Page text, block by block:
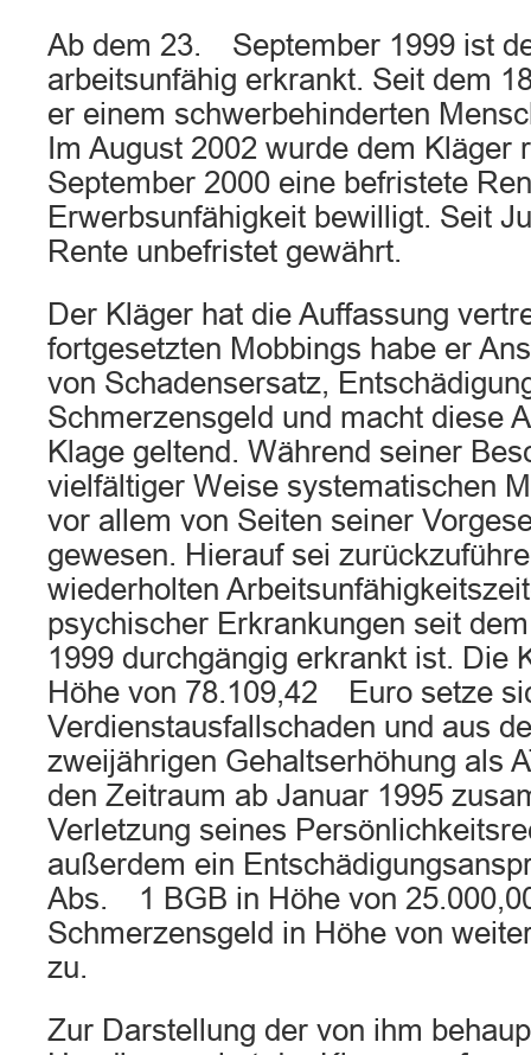
Ab dem 23. September 1999 ist
arbeitsunfähig erkrankt. Seit dem
er einem schwerbehinderten
Im August 2002 wurde dem
September 2000 eine befristete
Erwerbsunfähigkeit bewilligt. Seit
Rente unbefristet gewährt.
Der Kläger hat die Auffassung
fortgesetzten Mobbings habe er
von Schadensersatz,
Schmerzensgeld und macht diese
Klage geltend. Während seiner
vielfältiger Weise systematischen
vor allem von Seiten seiner
gewesen. Hierauf sei
wiederholten
psychischer Erkrankungen seit
1999 durchgängig erkrankt ist. Die
Höhe von 78.109,42 Euro setze
Verdienstausfallschaden und aus
zweijährigen Gehaltserhöhung als
den Zeitraum ab Januar 1995
Verletzung seines
außerdem ein
Abs. 1 BGB in Höhe von
Schmerzensgeld in Höhe von
zu.
Zur Darstellung der von ihm